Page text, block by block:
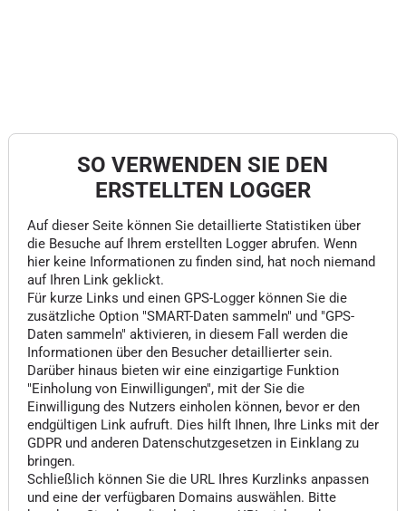
SO VERWENDEN SIE DEN
ERSTELLTEN LOGGER
Auf dieser Seite können Sie detaillierte Statistiken über
die Besuche auf Ihrem erstellten Logger abrufen. Wenn
hier keine Informationen zu finden sind, hat noch niemand
auf Ihren Link geklickt.
Für kurze Links und einen GPS-Logger können Sie die
zusätzliche Option "SMART-Daten sammeln" und "GPS-
Daten sammeln" aktivieren, in diesem Fall werden die
Informationen über den Besucher detaillierter sein.
Darüber hinaus bieten wir eine einzigartige Funktion
"Einholung von Einwilligungen", mit der Sie die
Einwilligung des Nutzers einholen können, bevor er den
endgültigen Link aufruft. Dies hilft Ihnen, Ihre Links mit der
GDPR und anderen Datenschutzgesetzen in Einklang zu
bringen.
Schließlich können Sie die URL Ihres Kurzlinks anpassen
und eine der verfügbaren Domains auswählen. Bitte